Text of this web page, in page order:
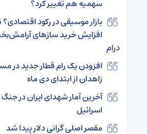
سهمیه هم تغییر کرد؟
بازار موسیقی در رکود
افزایش خرید سازهای
درام
افزودن یک رام قطار جدید در
زاهدان از ابتدای دی ماه
اسرائیل
مقصر اصلی گرانی دلار پیدا شد